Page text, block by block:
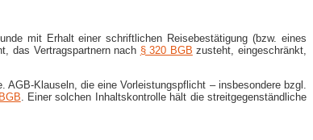
mit Erhalt einer schriftlichen Reisebestätigung (bzw. eines
das Vertragspartnern nach § 320 BGB zusteht, eingeschränkt,
AGB-Klauseln, die eine Vorleistungspflicht – insbesondere bzgl.
. Einer solchen Inhaltskontrolle hält die streitgegenständliche